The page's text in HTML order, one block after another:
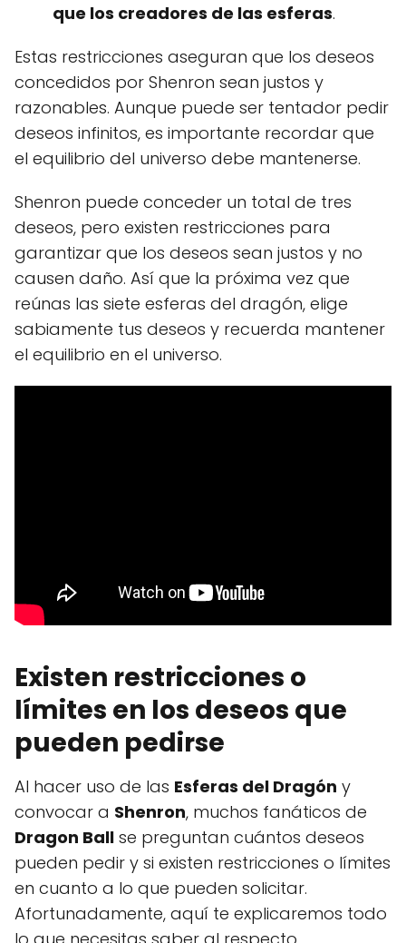
que los creadores de las esferas.
Estas restricciones aseguran que los deseos
concedidos por Shenron sean justos y
razonables. Aunque puede ser tentador pedir
deseos infinitos, es importante recordar que
el equilibrio del universo debe mantenerse.
Shenron puede conceder un total de tres
deseos, pero existen restricciones para
garantizar que los deseos sean justos y no
causen daño. Así que la próxima vez que
reúnas las siete esferas del dragón, elige
sabiamente tus deseos y recuerda mantener
el equilibrio en el universo.
Existen restricciones o
límites en los deseos que
pueden pedirse
Al hacer uso de las Esferas del Dragón y
convocar a Shenron, muchos fanáticos de
Dragon Ball se preguntan cuántos deseos
pueden pedir y si existen restricciones o límites
en cuanto a lo que pueden solicitar.
Afortunadamente, aquí te explicaremos todo